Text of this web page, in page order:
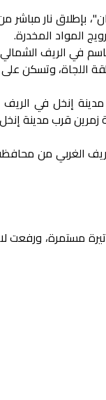
بإطلاق نار
المواد المخدرة.
في الريف
اللجاة، وتسكن
صدام الغوثاني، 11 سنة"
قرب مدينة
الغربي من محافظة
مستمرة،